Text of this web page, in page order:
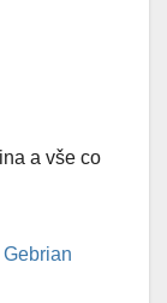
a vše co